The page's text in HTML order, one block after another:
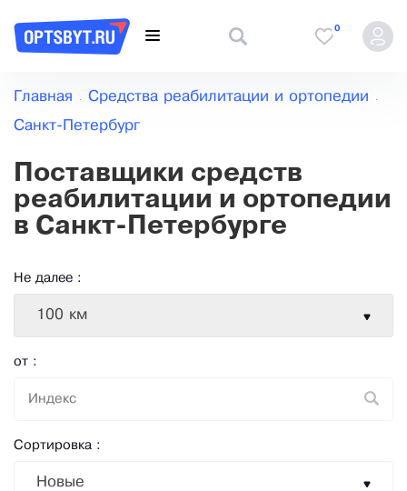
0
Главная Средства реабилитации и ортопедии
Санкт-Петербург
Поставщики средств
реабилитации и ортопедии
в Санкт-Петербурге
Не далее :
100 км
от :
Сортировка :
Новые